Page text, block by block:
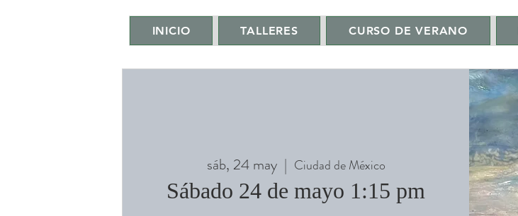
INICIO TALLERES CURSO DE VERANO
sáb, 24 may
  |
Ciudad de México
Sábado 24 de mayo 1:15 pm